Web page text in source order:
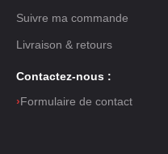
Suivre ma commande
Livraison & retours
Contactez-nous :
›Formulaire de contact